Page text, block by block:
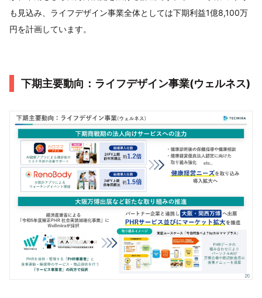
も見込み、ライフデザイン事業全体としては下期利益1億8,100万
円を計画しています。
下期主要動向：ライフデザイン事業(ウェルネス)